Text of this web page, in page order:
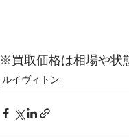
※買取価格は相場や状
ルイヴィトン